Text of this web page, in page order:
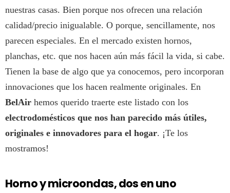
nuestras casas. Bien porque nos ofrecen una relación
calidad/precio inigualable. O porque, sencillamente, nos
parecen especiales. En el mercado existen hornos,
planchas, etc. que nos hacen aún más fácil la vida, si cabe.
Tienen la base de algo que ya conocemos, pero incorporan
innovaciones que los hacen realmente originales. En
BelAir hemos querido traerte este listado con los
electrodomésticos que nos han parecido más útiles,
originales e innovadores para el hogar. ¡Te los
mostramos!
Horno y microondas, dos en uno